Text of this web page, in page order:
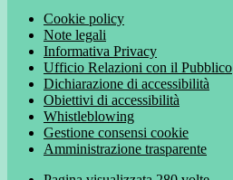
Cookie policy
Note legali
Informativa Privacy
Ufficio Relazioni con il Pubblico
Dichiarazione di accessibilità
Obiettivi di accessibilità
Whistleblowing
Gestione consensi cookie
Amministrazione trasparente